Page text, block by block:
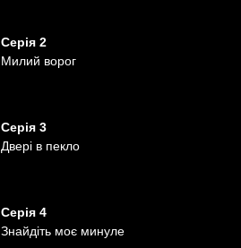
Серія 2
Милий ворог
Серія 3
Двері в пекло
Серія 4
Знайдіть моє минуле